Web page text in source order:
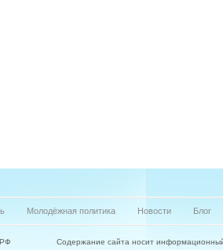
Молодёжная политика Новости Блог
Содержание сайта носит